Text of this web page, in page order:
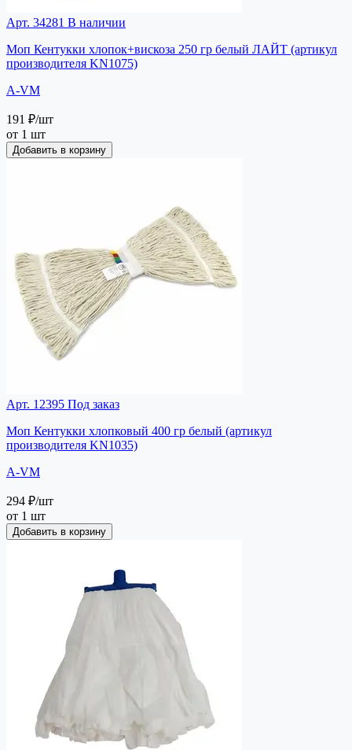
Арт. 34281 В наличии
Моп Кентукки хлопок+вискоза 250 гр белый ЛАЙТ (артикул
производителя KN1075)
A-VM
191 ₽/шт
от 1 шт
Добавить в корзину
Арт. 12395 Под заказ
Моп Кентукки хлопковый 400 гр белый (артикул
производителя KN1035)
A-VM
294 ₽/шт
от 1 шт
Добавить в корзину